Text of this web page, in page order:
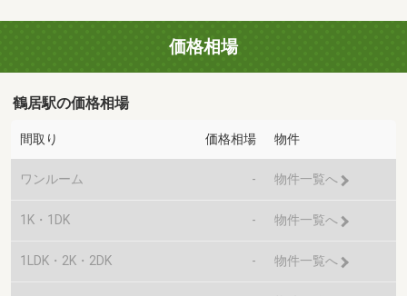
価格相場
鶴居駅の価格相場
間取り 価格相場 物件
ワンルーム - 物件一覧へ
1K・1DK - 物件一覧へ
1LDK・2K・2DK - 物件一覧へ